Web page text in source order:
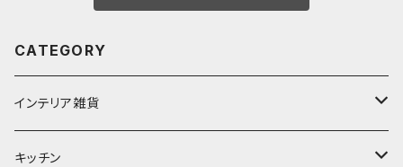
CATEGORY
インテリア雑貨
置物・オブジェ
キッチン